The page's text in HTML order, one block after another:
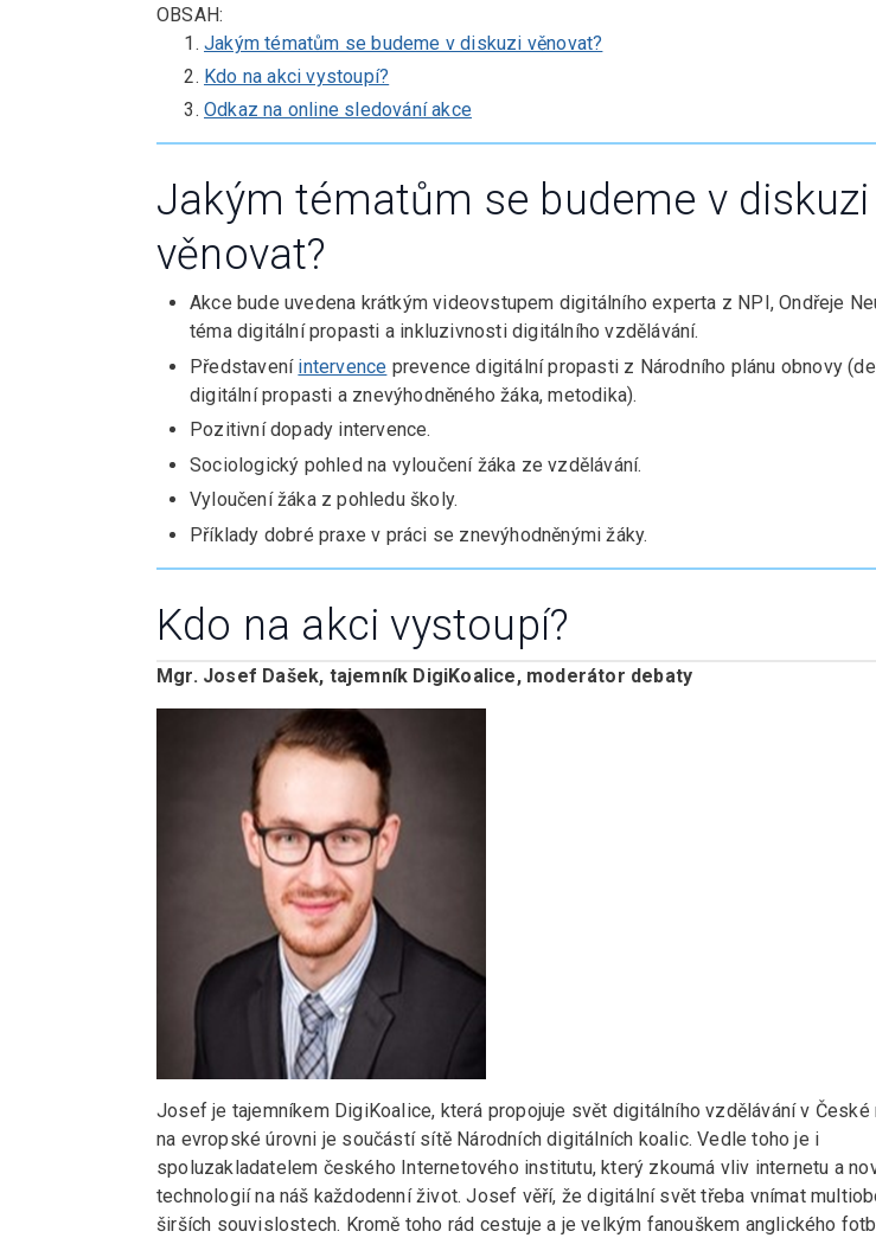
OBSAH:
Jakým tématům se budeme v diskuzi věnovat?
Kdo na akci vystoupí?
Odkaz na online sledování akce
Jakým tématům se budeme v diskuzi
věnovat?
Akce bude uvedena krátkým videovstupem digitálního experta z NPI, Ondřeje
téma digitální propasti a inkluzivnosti digitálního vzdělávání.
Představení intervence prevence digitální propasti z Národního plánu obnovy
digitální propasti a znevýhodněného žáka, metodika).
Pozitivní dopady intervence.
Sociologický pohled na vyloučení žáka ze vzdělávání.
Vyloučení žáka z pohledu školy.
Příklady dobré praxe v práci se znevýhodněnými žáky.
Kdo na akci vystoupí?
Mgr. Josef Dašek, tajemník DigiKoalice, moderátor debaty
Josef je tajemníkem DigiKoalice, která propojuje svět digitálního vzdělávání v České
na evropské úrovni je součástí sítě Národních digitálních koalic. Vedle toho je i
spoluzakladatelem českého Internetového institutu, který zkoumá vliv internetu a
technologií na náš každodenní život. Josef věří, že digitální svět třeba vnímat
širších souvislostech. Kromě toho rád cestuje a je velkým fanouškem anglického